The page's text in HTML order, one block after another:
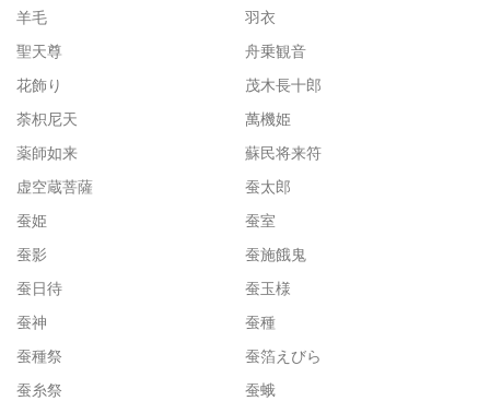
羊毛
羽衣
聖天尊
舟乗観音
花飾り
茂木長十郎
荼枳尼天
萬機姫
薬師如来
蘇民将来符
虚空蔵菩薩
蚕太郎
蚕姫
蚕室
蚕影
蚕施餓鬼
蚕日待
蚕玉様
蚕神
蚕種
蚕種祭
蚕箔えびら
蚕糸祭
蚕蛾